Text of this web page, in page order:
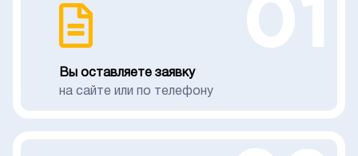
Вы оставляете заявку
на сайте или по телефону